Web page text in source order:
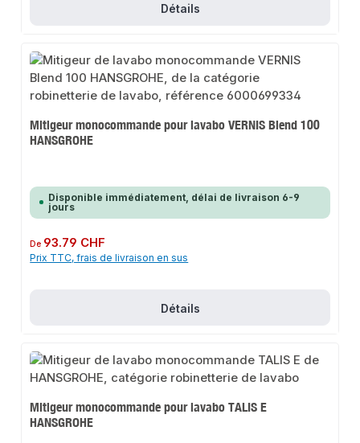
Détails
Mitigeur monocommande pour lavabo VERNIS Blend 100
HANSGROHE
Disponible immédiatement, délai de livraison 6-9
jours
Prix régulier :
De 93.79 CHF
Prix TTC, frais de livraison en sus
Détails
Mitigeur monocommande pour lavabo TALIS E
HANSGROHE